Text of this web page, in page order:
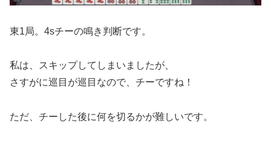
東1局。4sチーの鳴き判断です。
私は、スキップしてしまいましたが、
さすがに巡目が巡目なので、チーですね！
ただ、チーした後に何を切るかが難しいです。